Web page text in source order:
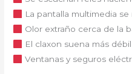
La pantalla multimedia se
Olor extraño cerca de la
El claxon suena más débil
Ventanas y seguros